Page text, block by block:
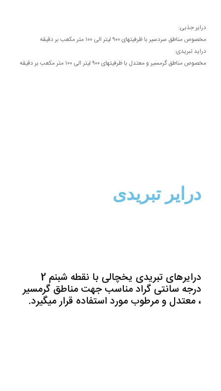
درایر جذبی:
مخصوص مناطق سردسیر با ظرفیتهای ۹۰۰ لیتر الی ۱۰۰ متر مکعب بر دقیقه
دراید تبریدی:
مخصوص مناطق گرمسیر و معتدل با ظرفیتهای ۹۰۰ لیتر الی ۱۰۰ متر مکعب بر دقیقه
درایر تبریدی
درایرهای تبریدی یخچالی با نقطه شبنم 2
درجه سانتی گراد مناسب جهت مناطق گرمسیر
، معتدل و مرطوب مورد استفاده قرار میگیرد.